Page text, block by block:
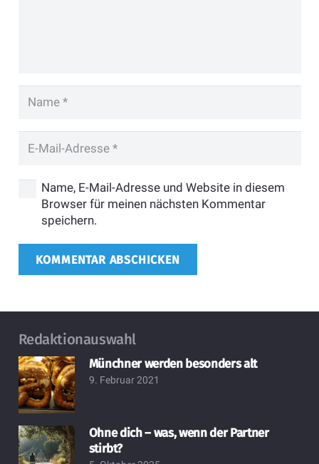
Name, E-Mail-Adresse und Website in diesem
Browser für meinen nächsten Kommentar
speichern.
KOMMENTAR ABSCHICKEN
Redaktionauswahl
Münchner werden besonders alt
9. Februar 2021
Ohne dich – was, wenn der Partner
stirbt?